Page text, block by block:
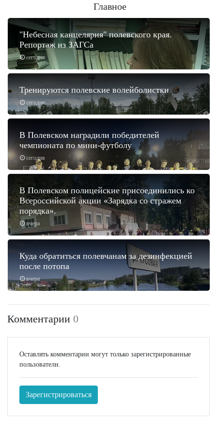
Главное
сегодня
"Небесная канцелярия" полевского края.
Репортаж из ЗАГСа
сегодня
Тренируются полевские волейболистки
сегодня
В Полевском наградили победителей
чемпионата по мини-футболу
вчера
В Полевском полицейские присоединились ко
Всероссийской акции «Зарядка со стражем
порядка».
вчера
Куда обратиться полевчанам за дезинфекцией
после потопа
Комментарии 0
Оставлять комментарии могут только зарегистрированные
пользователи.
Зарегистрироваться